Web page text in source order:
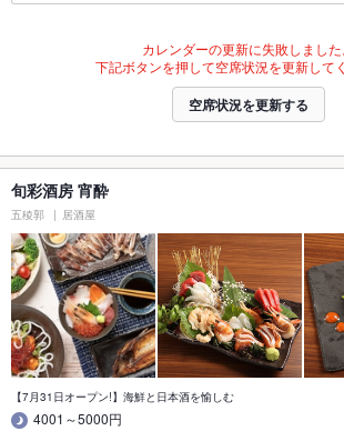
カレンダーの更新に失敗しました
下記ボタンを押して空席状況を更新して
空席状況を更新する
旬彩酒房 宵酔
五稜郭 居酒屋
【7月31日オープン!】海鮮と日本酒を愉しむ
4001～5000円